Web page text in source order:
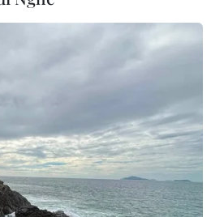
bé 4 tuổi thiệt mạng
cháu Dương Anh Dũng, sinh